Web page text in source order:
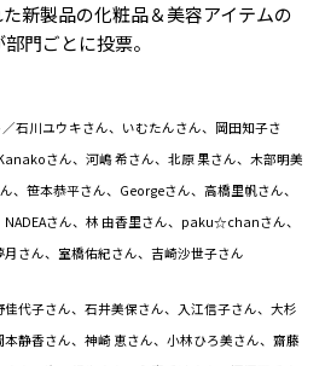
新製品の化粧品＆美容アイテムの
門ごとに投票。
石川ユウキさん、いむたんさん、岡田知子さ
さん、河嶋 希さん、北原 果さん、木部明美
、笹本恭平さん、Georgeさん、高橋里帆さん、
さん、林 由香里さん、paku☆chanさん、
さん、室橋佑紀さん、吉崎沙世子さん
代子さん、石井美保さん、入江信子さん、大杉
静香さん、神崎 恵さん、小林ひろ美さん、齋藤